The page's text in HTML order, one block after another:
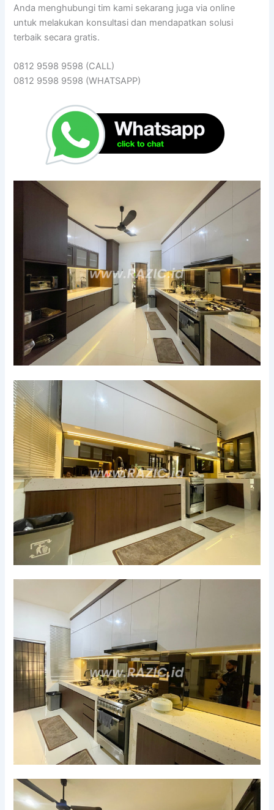
Anda menghubungi tim kami sekarang juga via online
untuk melakukan konsultasi dan mendapatkan solusi
terbaik secara gratis.
0812 9598 9598 (CALL)
0812 9598 9598 (WHATSAPP)